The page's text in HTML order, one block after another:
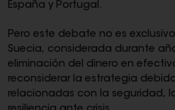
España y Portugal.
Pero este debate no es
Suecia, considerada durante
eliminación del dinero en
reconsiderar la estrategia
relacionadas con la seguridad,